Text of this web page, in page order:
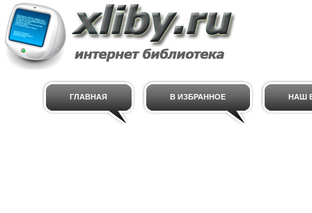
ГЛАВНАЯ В ИЗБРАННОЕ НАШ